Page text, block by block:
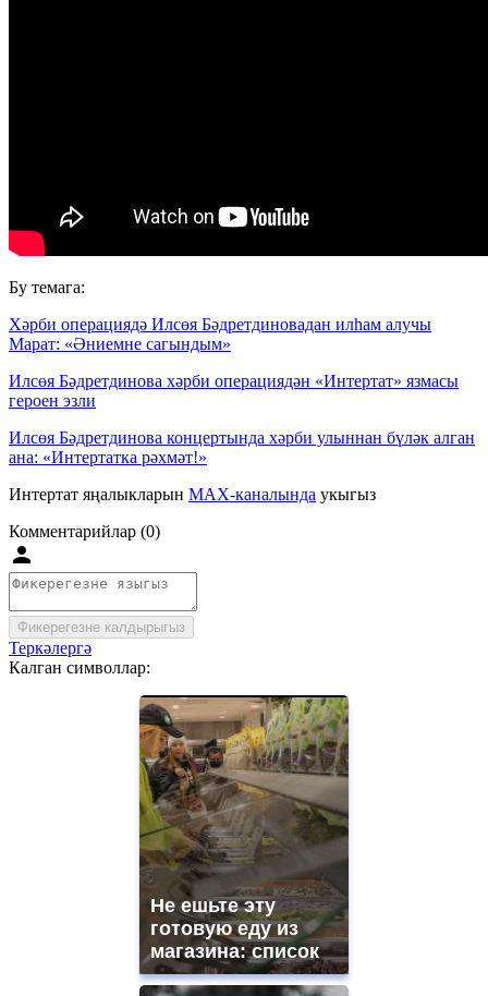
Бу темага:
Хәрби операциядә Илсөя Бәдретдиновадан илһам алучы
Марат: «Әниемне сагындым»
Илсөя Бәдретдинова хәрби операциядән «Интертат» язмасы
героен эзли
Илсөя Бәдретдинова концертында хәрби улыннан бүләк алган
ана: «Интертатка рәхмәт!»
Интертат яңалыкларын MAX-каналында укыгыз
Комментарийлар (0)
Фикерегезне калдырыгыз
Теркәлергә
Калган символлар:
Не ешьте эту
готовую еду из
магазина: список